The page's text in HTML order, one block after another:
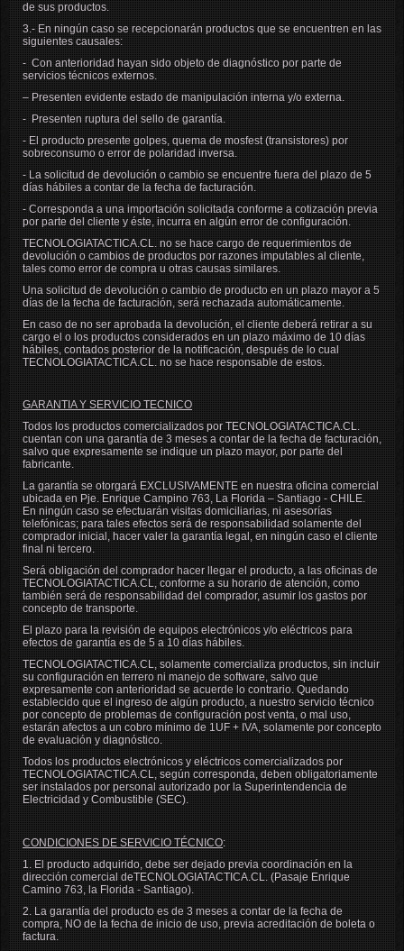
de sus productos.
3.- En ningún caso se recepcionarán productos que se encuentren en las
siguientes causales:
- Con anterioridad hayan sido objeto de diagnóstico por parte de
servicios técnicos externos.
– Presenten evidente estado de manipulación interna y/o externa.
- Presenten ruptura del sello de garantía.
- El producto presente golpes, quema de mosfest (transistores) por
sobreconsumo o error de polaridad inversa.
- La solicitud de devolución o cambio se encuentre fuera del plazo de 5
días hábiles a contar de la fecha de facturación.
- Corresponda a una importación solicitada conforme a cotización previa
por parte del cliente y éste, incurra en algún error de configuración.
TECNOLOGIATACTICA.CL. no se hace cargo de requerimientos de
devolución o cambios de productos por razones imputables al cliente,
tales como error de compra u otras causas similares.
Una solicitud de devolución o cambio de producto en un plazo mayor a 5
días de la fecha de facturación, será rechazada automáticamente.
En caso de no ser aprobada la devolución, el cliente deberá retirar a su
cargo el o los productos considerados en un plazo máximo de 10 días
hábiles, contados posterior de la notificación, después de lo cual
TECNOLOGIATACTICA.CL. no se hace responsable de estos.
GARANTIA Y SERVICIO TECNICO
Todos los productos comercializados porTECNOLOGIATACTICA.CL.
cuentan con una garantía de 3 meses a contar de la fecha de facturación,
salvo que expresamente se indique un plazo mayor, por parte del
fabricante.
La garantía se otorgará EXCLUSIVAMENTE en nuestra oficina comercial
ubicada en Pje. Enrique Campino 763, La Florida – Santiago - CHILE.
En ningún caso se efectuarán visitas domiciliarias, ni asesorías
telefónicas; para tales efectos será de responsabilidad solamente del
comprador inicial, hacer valer la garantía legal, en ningún caso el cliente
final ni tercero.
Será obligación del comprador hacer llegar el producto, a las oficinas de
TECNOLOGIATACTICA.CL, conforme a su horario de atención, como
también será de responsabilidad del comprador, asumir los gastos por
concepto de transporte.
El plazo para la revisión de equipos electrónicos y/o eléctricos para
efectos de garantía es de 5 a 10 días hábiles.
TECNOLOGIATACTICA.CL, solamente comercializa productos, sin incluir
su configuración en terrero ni manejo de software, salvo que
expresamente con anterioridad se acuerde lo contrario. Quedando
establecido que el ingreso de algún producto, a nuestro servicio técnico
por concepto de problemas de configuración post venta, o mal uso,
estarán afectos a un cobro mínimo de 1UF + IVA, solamente por concepto
de evaluación y diagnóstico.
Todos los productos electrónicos y eléctricos comercializados por
TECNOLOGIATACTICA.CL, según corresponda, deben obligatoriamente
ser instalados por personal autorizado por la Superintendencia de
Electricidad y Combustible (SEC).
CONDICIONES DE SERVICIO TÉCNICO:
1. El producto adquirido, debe ser dejado previa coordinación en la
dirección comercial deTECNOLOGIATACTICA.CL. (Pasaje Enrique
Camino 763, la Florida - Santiago).
2. La garantía del producto es de 3 meses a contar de la fecha de
compra, NO de la fecha de inicio de uso, previa acreditación de boleta o
factura.